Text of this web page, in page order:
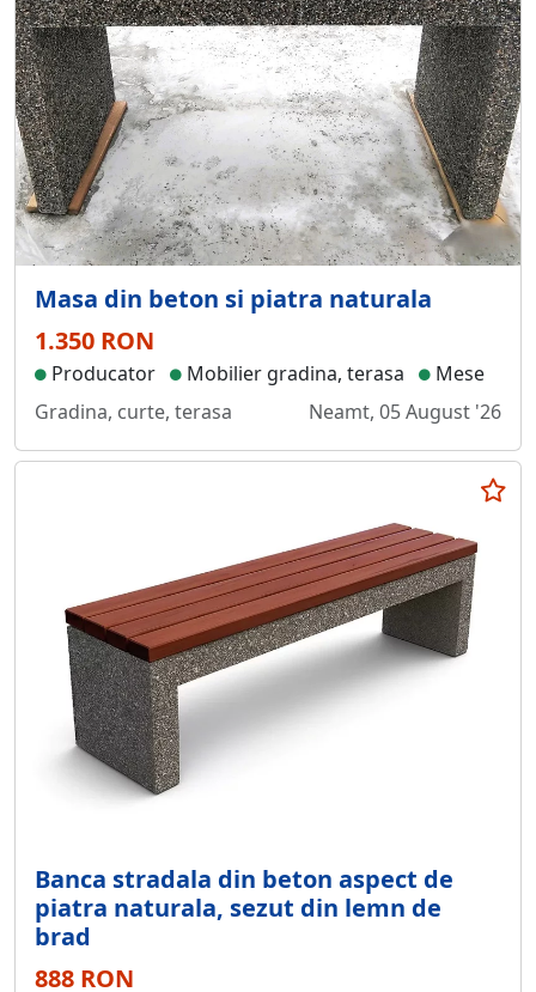
Masa din beton si piatra naturala
1.350 RON
Producator Mobilier gradina, terasa
Mese
Gradina, curte, terasa
Neamt, 05 August '26
Banca stradala din beton aspect de
piatra naturala, sezut din lemn de
brad
888 RON